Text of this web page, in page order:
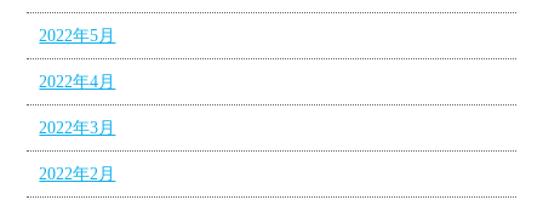
2022年5月
2022年4月
2022年3月
2022年2月